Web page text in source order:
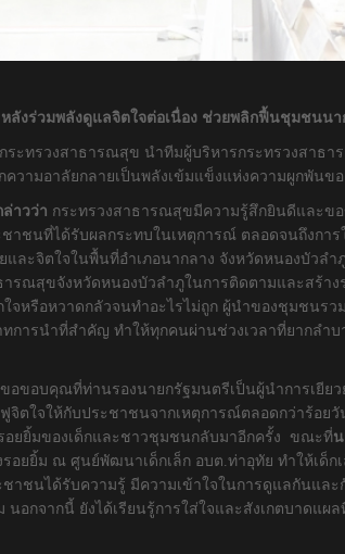
งร่วมพลังดูแลจิตใจต่อเนื่อง ช่วยพลิกฟื้นชุมชนนา
ะทรวงสาธารณสุข นำทีมผู้บริหารกระทรวงสา
วามอาลัยกลายเป็นพลังเข้มแข็งแห่งความผูกพันข
าวว่า กระทรวงสาธารณสุขมีความรู้สึกยินดีและข
าชนที่ได้รับผลกระทบในเหตุการณ์ ตลอดจนถึงก
ละจิตใจในพื้นที่อำเภอนากลาง จังหวัดหนองบัว
ณสุขจังหวัดหนองบัวลำภูในการติดตามและสร้า
หรือหวาดกลัวจนทำอะไรไม่ถูก ผู้นำของชุมชนรว
การนำที่สำคัญ ทำให้ทุกคนผ่านช่วงเวลาที่ยากลำ
อขอบคุณที่ท่านรองนายกรัฐมนตรีเป็นผู้นำการเยีย
ตใจให้กับประชาชนจากเหตุการณ์ตลอดกว่าร้อย
อยยิ้มของเด็กและชาวชุมชนกลับมาอีกครั้ง ขณะที่
อยยิ้ม ณ ศูนย์พัฒนาเด็กเล็ก อบต.ท่าอุทัย ทำให้เด็
นได้รับความรู้ มีความเข้าใจในการดูแลกันและ
อกจากนี้ ยังได้เรียนรู้การใส่ใจและสังเกตบาดแผ